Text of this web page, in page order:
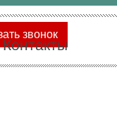
звонок
Контакты